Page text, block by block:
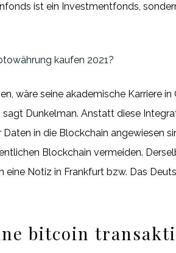
ist ein Investmentfonds,
kaufen 2021?
wäre seine akademische Karriere
Dunkelman. Anstatt diese
in die Blockchain angewiesen
Blockchain vermeiden.
eine Notiz in Frankfurt bzw. Das
bitcoin